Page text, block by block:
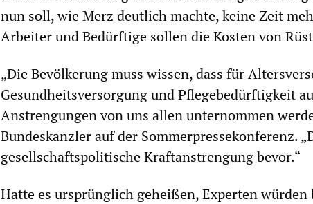
nun soll, wie Merz deutlich machte, keine Zeit
Arbeiter und Bedürftige sollen die Kosten von
„Die Bevölkerung muss wissen, dass für
Gesundheitsversorgung und Pflegebedürftigkeit
Anstrengungen von uns allen unternommen
Bundeskanzler auf der Sommerpressekonferenz.
gesellschaftspolitische Kraftanstrengung bevor.“
Hatte es ursprünglich geheißen, Experten